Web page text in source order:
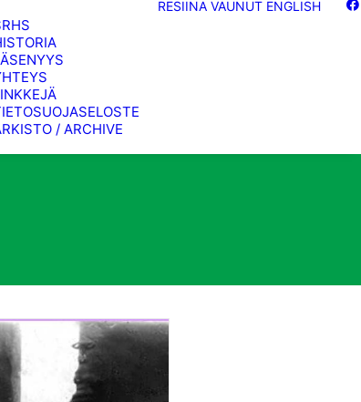
/ ARCHIVE
RESIINA VAUNUT ENGLISH
Olli-Kauhanen-web-